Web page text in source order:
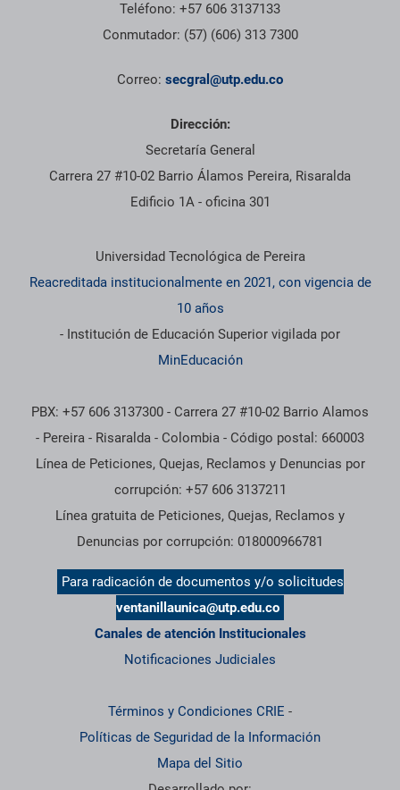
Teléfono: +57 606 3137133
Conmutador: (57) (606) 313 7300
Correo: secgral@utp.edu.co
Dirección:
Secretaría General
Carrera 27 #10-02 Barrio Álamos Pereira, Risaralda
Edificio 1A - oficina 301
Información institucional
Universidad Tecnológica de Pereira
Reacreditada institucionalmente en 2021, con vigencia de
10 años
- Institución de Educación Superior vigilada por
MinEducación
PBX: +57 606 3137300 - Carrera 27 #10-02 Barrio Alamos
- Pereira - Risaralda - Colombia - Código postal: 660003
Línea de Peticiones, Quejas, Reclamos y Denuncias por
corrupción: +57 606 3137211
Línea gratuita de Peticiones, Quejas, Reclamos y
Denuncias por corrupción: 018000966781
Para radicación de documentos y/o solicitudes
ventanillaunica@utp.edu.co
Canales de atención Institucionales
Notificaciones Judiciales
Términos y Condiciones CRIE -
Políticas de Seguridad de la Información
Mapa del Sitio